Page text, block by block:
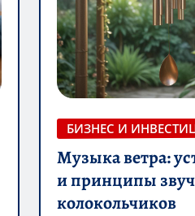
БИЗНЕС И
Музыка ветра:
и принципы
колокольчиков